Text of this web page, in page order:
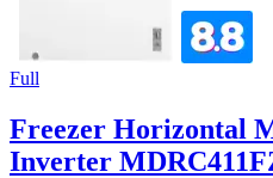
Full
Freezer Horizontal
Inverter